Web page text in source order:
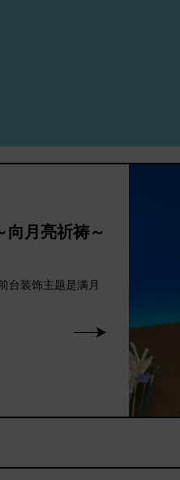
向月亮祈祷～
台装饰主题是满月